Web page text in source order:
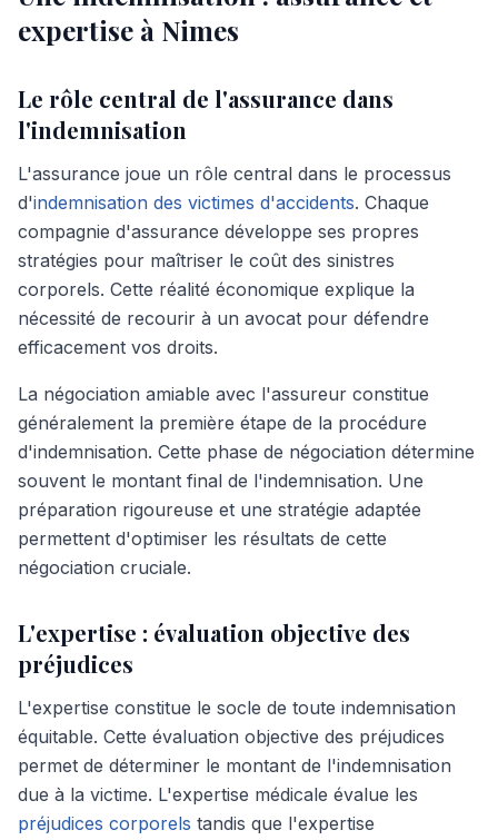
expertise à Nimes
Le rôle central de l'assurance dans
l'indemnisation
L'assurance joue un rôle central dans le processus
d'indemnisation des victimes d'accidents. Chaque
compagnie d'assurance développe ses propres
stratégies pour maîtriser le coût des sinistres
corporels. Cette réalité économique explique la
nécessité de recourir à un avocat pour défendre
efficacement vos droits.
La négociation amiable avec l'assureur constitue
généralement la première étape de la procédure
d'indemnisation. Cette phase de négociation détermine
souvent le montant final de l'indemnisation. Une
préparation rigoureuse et une stratégie adaptée
permettent d'optimiser les résultats de cette
négociation cruciale.
L'expertise : évaluation objective des
préjudices
L'expertise constitue le socle de toute indemnisation
équitable. Cette évaluation objective des préjudices
permet de déterminer le montant de l'indemnisation
due à la victime. L'expertise médicale évalue les
préjudices corporels tandis que l'expertise